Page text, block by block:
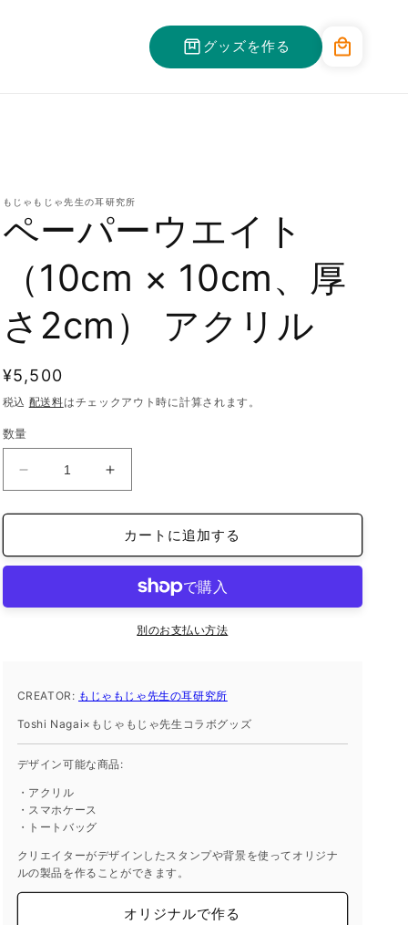
グッズを作る
ー
もじゃもじゃ先生の耳研究所
ペーパーウエイト
（10cm × 10cm、厚
さ2cm） アクリル
通
常
価
格
¥5,500
税込 配送料はチェックアウト時に計算されます。
数量
ウ
イ
10cm、
厚
さ
2cm）
ク
リ
ル
の
数
ペ
ー
ウ
イ
10cm、
厚
さ
2cm）
ル
の
数
量
カートに追加する
別のお支払い方法
CREATOR: もじゃもじゃ先生の耳研究所
Toshi Nagai×もじゃもじゃ先生コラボグッズ
デザイン可能な商品:
・アクリル
・スマホケース
・トートバッグ
クリエイターがデザインしたスタンプや背景を使ってオリジナ
ルの製品を作ることができます。
オリジナルで作る